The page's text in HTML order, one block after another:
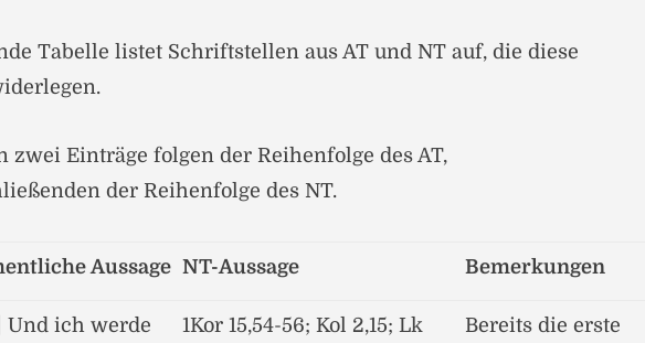
Tabelle listet Schriftstellen aus AT und NT auf, die diese
zwei Einträge folgen der Reihenfolge des AT,
der Reihenfolge des NT.
Aussage NT-Aussage Bemerkungen
Und ich werde
1Kor 15,54-56; Kol 2,15; Lk
Bereits die erste